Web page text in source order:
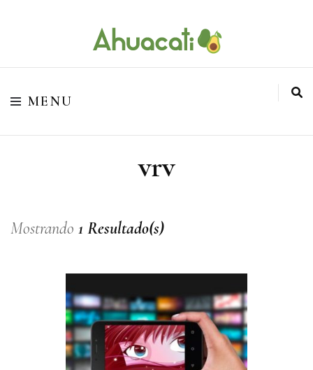
Ahuacati
O melhor da Internet em um só lugar
MENU
vrv
Mostrando 1 Resultado(s)